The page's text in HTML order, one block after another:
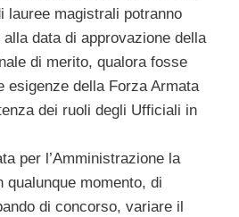
lauree magistrali potranno
data di approvazione della
di merito, qualora fosse
esigenze della Forza Armata
dei ruoli degli Ufficiali in
per l’Amministrazione la
momento, di
di concorso, variare il